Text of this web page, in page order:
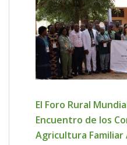
El Foro Rural
Encuentro de los
Agricultura